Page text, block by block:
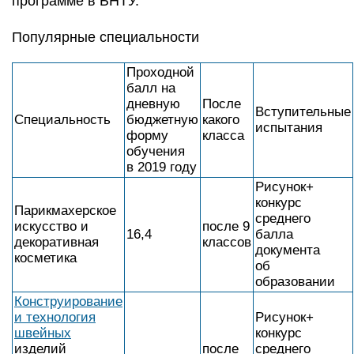
косметика
Конструирование
и технология
(моделирование,
конструирование
обеспечение)
14,6
после
11
классов
Рисунок+
балла
документа
Фотография 8,7
после 9
классов
Конкурс
среднего
балла
документа
об
образовании
Контакты:
Филиал БНТУ «Минский государственный